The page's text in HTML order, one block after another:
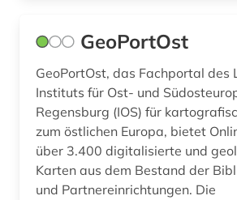
GeoPortOst
GeoPortOst, das Fachportal des
Instituts für Ost- und
Regensburg (IOS) für
zum östlichen Europa, bietet
über 3.400 digitalisierte und
Karten aus dem Bestand der
und Partnereinrichtungen. Die